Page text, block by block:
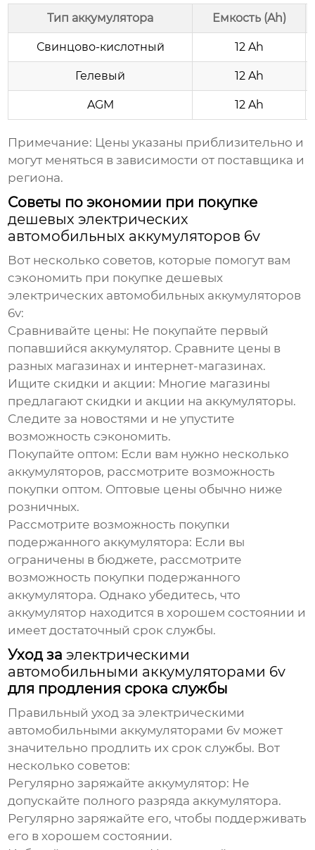
Тип аккумулятора Емкость (Ah)
Свинцово-кислотный 12 Ah
Гелевый 12 Ah
AGM 12 Ah
Примечание: Цены указаны приблизительно и
могут меняться в зависимости от поставщика и
региона.
Советы по экономии при покупке
дешевых электрических
автомобильных аккумуляторов 6v
Вот несколько советов, которые помогут вам
сэкономить при покупкедешевых
электрических автомобильных аккумуляторов
6v:
Сравнивайте цены: Не покупайте первый
попавшийся аккумулятор. Сравните цены в
разных магазинах и интернет-магазинах.
Ищите скидки и акции: Многие магазины
предлагают скидки и акции на аккумуляторы.
Следите за новостями и не упустите
возможность сэкономить.
Покупайте оптом: Если вам нужно несколько
аккумуляторов, рассмотрите возможность
покупки оптом. Оптовые цены обычно ниже
розничных.
Рассмотрите возможность покупки
подержанного аккумулятора: Если вы
ограничены в бюджете, рассмотрите
возможность покупки подержанного
аккумулятора. Однако убедитесь, что
аккумулятор находится в хорошем состоянии и
имеет достаточный срок службы.
Уход заэлектрическими
автомобильными аккумуляторами 6v
для продления срока службы
Правильный уход заэлектрическими
автомобильными аккумуляторами 6v может
значительно продлить их срок службы. Вот
несколько советов:
Регулярно заряжайте аккумулятор: Не
допускайте полного разряда аккумулятора.
Регулярно заряжайте его, чтобы поддерживать
его в хорошем состоянии.